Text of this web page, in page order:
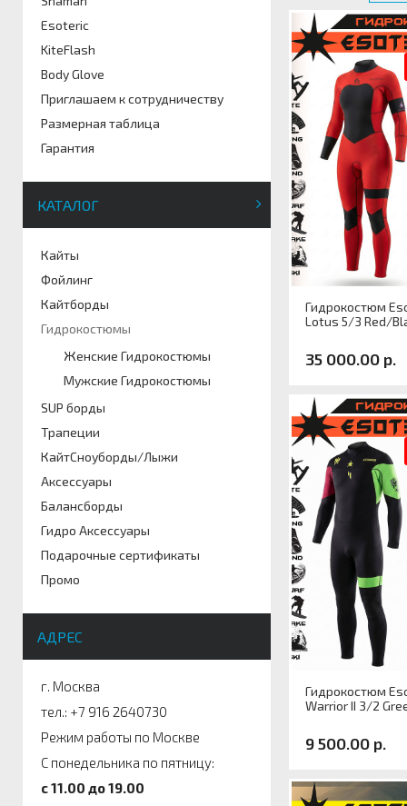
Esoteric
KiteFlash
Body Glove
Приглашаем к сотрудничеству
Размерная таблица
Гарантия
КАТАЛОГ
Кайты
Фойлинг
Кайтборды
Гидрокостюмы
Женские Гидрокостюмы
Мужские Гидрокостюмы
SUP борды
Трапеции
КайтСноуборды/Лыжи
Аксессуары
Балансборды
Гидро Аксессуары
Подарочные сертификаты
Промо
АДРЕС
г. Москва
тел.: +7 916 2640730
Режим работы по Москве
С понедельника по пятницу:
c 11.00 до 19.00
Гидрокостюм
Lotus 5/3 Red/
35 000.00 р.
Артикул
Размер
Гидрокостюм
Warrior II 3/2
9 500.00 р.
Артикул